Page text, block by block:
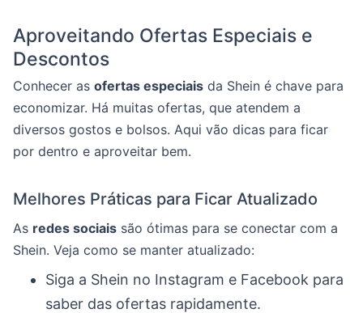
Aproveitando Ofertas Especiais e
Descontos
Conhecer as ofertas especiais da Shein é chave para
economizar. Há muitas ofertas, que atendem a
diversos gostos e bolsos. Aqui vão dicas para ficar
por dentro e aproveitar bem.
Melhores Práticas para Ficar Atualizado
As redes sociais são ótimas para se conectar com a
Shein. Veja como se manter atualizado:
Siga a Shein no Instagram e Facebook para
saber das ofertas rapidamente.